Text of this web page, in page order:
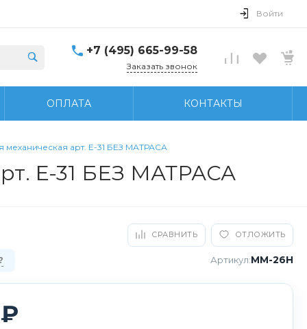
Войти
+7 (495) 665-99-58
Заказать звонок
ОПЛАТА КОНТАКТЫ
арт. E-31 БЕЗ МАТРАСА
E-31 БЕЗ МАТРАСА
СРАВНИТЬ ОТЛОЖИТЬ
Артикул:ММ-26Н